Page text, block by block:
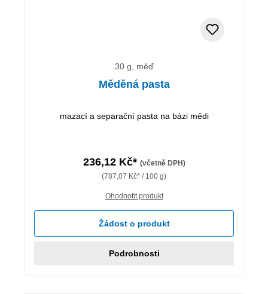
30 g, měď
Měděná pasta
mazací a separační pasta na bázi mědi
236,12 Kč* (včetně DPH)
(787,07 Kč* / 100 g)
Ohodnotit produkt
Žádost o produkt
Podrobnosti